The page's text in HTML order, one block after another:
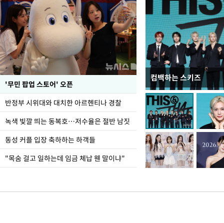
'무민 팝업 스토어' 오픈
반정부 시위대와 대치한 아르헨티나 경찰
녹색 빛깔 띄는 동복호…저수율은 절반 남짓
동성 커플 입장 축하하는 하객들
"목숨 걸고 일하는데 임금 체납 웬 말이냐"
컴백하는 스키즈
지석천 뒤덮은 개구리